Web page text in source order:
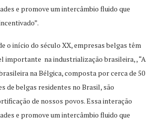
e promove um intercâmbio fluido que
o início do século XX, empresas belgas têm
importante na industrialização brasileira, , “A
na Bélgica, composta por cerca de 50
de belgas residentes no Brasil, são
de nossos povos. Essa interação
e promove um intercâmbio fluido que